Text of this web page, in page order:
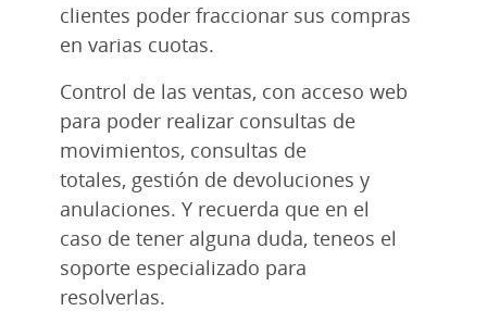
clientes poder fraccionar sus compras
en varias cuotas.
Control de las ventas, con acceso web
para poder realizar consultas de
movimientos, consultas de
totales, gestión de devoluciones y
anulaciones. Y recuerda que en el
caso de tener alguna duda, teneos el
soporte especializado para
resolverlas.